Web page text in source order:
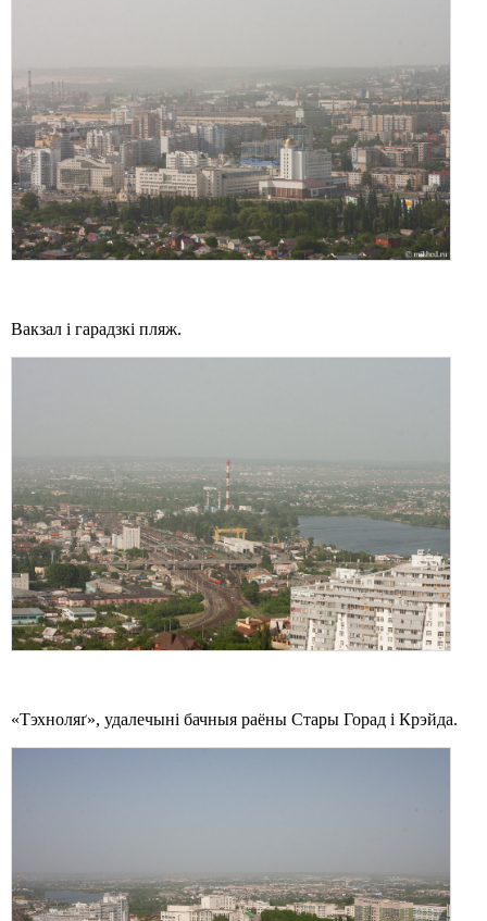
Вакзал і гарадзкі пляж.
«Тэхноляґ», удалечыні бачныя раёны Стары Горад і Крэйда.